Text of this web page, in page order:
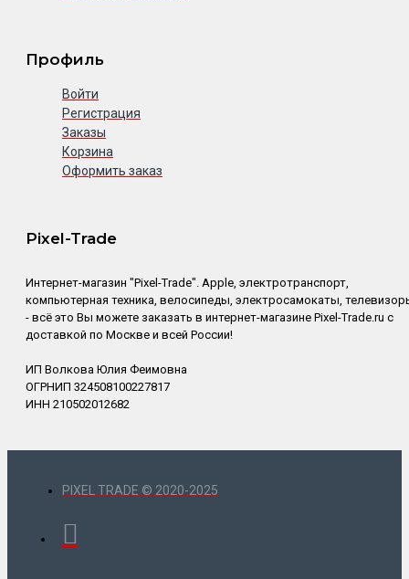
Профиль
Войти
Регистрация
Заказы
Корзина
Оформить заказ
Pixel-Trade
Интернет-магазин "Pixel-Trade". Apple, электротранспорт,
компьютерная техника, велосипеды, электросамокаты,
- всё это Вы можете заказать в интернет-магазине Pixel-Trade.ru с
доставкой по Москве и всей России!
ИП Волкова Юлия Феимовна
ОГРНИП 324508100227817
ИНН 210502012682
PIXEL TRADE © 2020-2025